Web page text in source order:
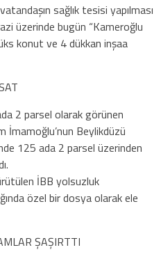
sağlık tesisi yapılması
üzerinde bugün “Kameroğlu
konut ve 4 dükkan inşaa
2 parsel olarak görünen
İmamoğlu’nun Beylikdüzü
125 ada 2 parsel üzerinden
İBB yolsuzluk
özel bir dosya olarak ele
ŞAŞIRTTI